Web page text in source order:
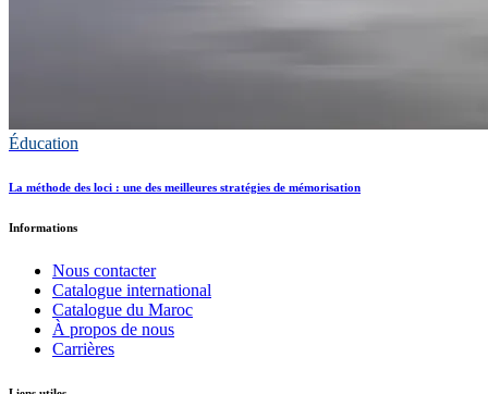
Éducation
La méthode des loci : une des meilleures stratégies de mémorisation
Informations
Nous contacter
Catalogue international
Catalogue du Maroc
À propos de nous
Carrières